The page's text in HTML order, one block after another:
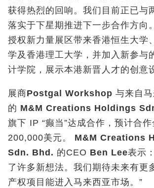
获得热烈的回响。我们目前正已与
落实于下星期推进下一步合作方向
授权新力量展区带来香港恒生大学
学及香港理工大学，并加入新参与
计学院，展示本港新晋人才的创意
展商Postgal Workshop 与来自
的 M&M Creations Holdings
旗下 IP “癫当”达成合作，预计合
200,000美元。 M&M Creations
Sdn. Bhd. 的CEO Ben Lee表示
了许多新想法。我们期待未来有更
产权项目能进入马来西亚市场。”